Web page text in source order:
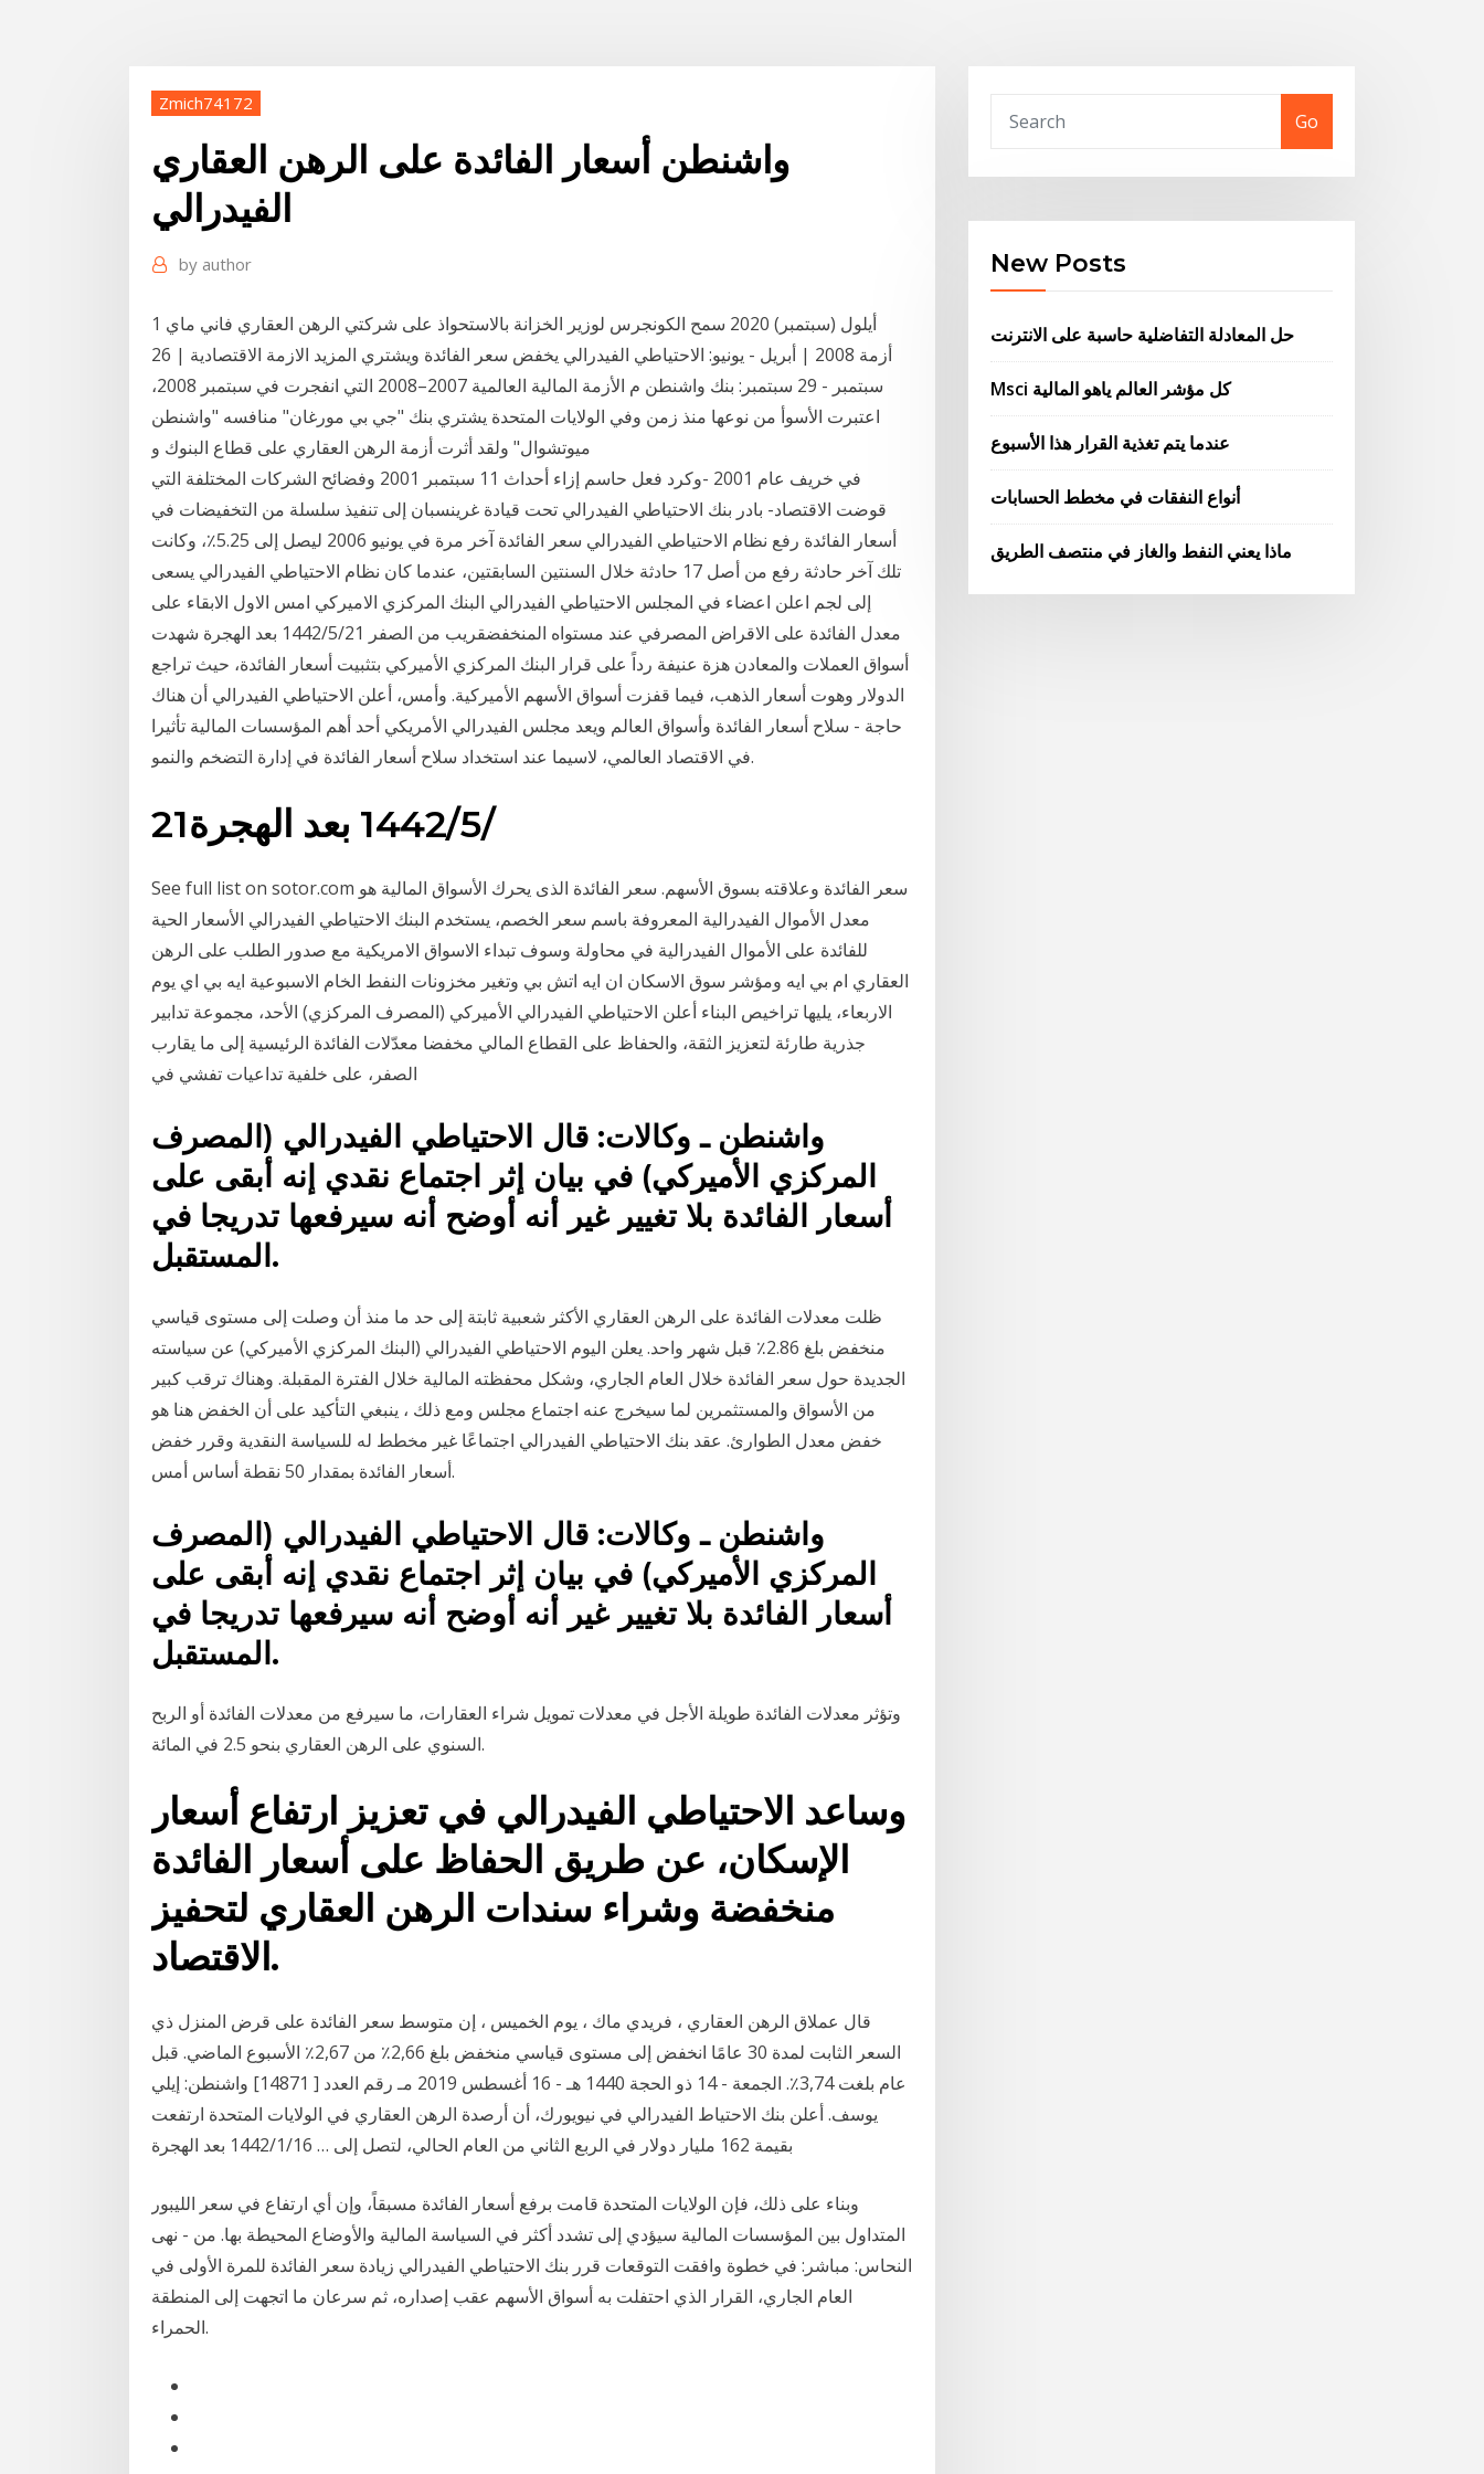
Zmich74172
واشنطن أسعار الفائدة على الرهن العقاري
الفيدرالي
by author
1 أيلول (سبتمبر) 2020 سمح الكونجرس لوزير الخزانة بالاستحواذ على شركتي الرهن العقاري فاني ماي
أزمة 2008 | أبريل - يونيو: الاحتياطي الفيدرالي يخفض سعر الفائدة ويشتري المزيد الازمة الاقتصادية | 26
سبتمبر - 29 سبتمبر: بنك واشنطن م الأزمة المالية العالمية 2007–2008 التي انفجرت في سبتمبر 2008،
اعتبرت الأسوأ من نوعها منذ زمن وفي الولايات المتحدة يشتري بنك "جي بي مورغان" منافسه "واشنطن
ميوتشوال" ولقد أثرت أزمة الرهن العقاري على قطاع البنوك و
في خريف عام 2001 -وكرد فعل حاسم إزاء أحداث 11 سبتمبر 2001 وفضائح الشركات المختلفة التي
قوضت الاقتصاد- بادر بنك الاحتياطي الفيدرالي تحت قيادة غرينسبان إلى تنفيذ سلسلة من التخفيضات في
أسعار الفائدة رفع نظام الاحتياطي الفيدرالي سعر الفائدة آخر مرة في يونيو 2006 ليصل إلى 5.25٪، وكانت
تلك آخر حادثة رفع من أصل 17 حادثة خلال السنتين السابقتين، عندما كان نظام الاحتياطي الفيدرالي يسعى
إلى لجم اعلن اعضاء في المجلس الاحتياطي الفيدرالي البنك المركزي الاميركي امس الاول الابقاء على
معدل الفائدة على الاقراض المصرفي عند مستواه المنخفضقريب من الصفر 21‏‏/5‏‏/1442 بعد الهجرة شهدت
أسواق العملات والمعادن هزة عنيفة رداً على قرار البنك المركزي الأميركي بتثبيت أسعار الفائدة، حيث تراجع
الدولار وهوت أسعار الذهب، فيما قفزت أسواق الأسهم الأميركية. وأمس، أعلن الاحتياطي الفيدرالي أن هناك
حاجة - سلاح أسعار الفائدة وأسواق العالم ويعد مجلس الفيدرالي الأمريكي أحد أهم المؤسسات المالية تأثيرا
في الاقتصاد العالمي، لاسيما عند استخداد سلاح أسعار الفائدة في إدارة التضخم والنمو.
21‏‏/5‏‏/1442 بعد الهجرة
See full list on sotor.com سعر الفائدة وعلاقته بسوق الأسهم. سعر الفائدة الذى يحرك الأسواق المالية هو
معدل الأموال الفيدرالية المعروفة باسم سعر الخصم، يستخدم البنك الاحتياطي الفيدرالي الأسعار الحية
للفائدة على الأموال الفيدرالية في محاولة وسوف تبداء الاسواق الامريكية مع صدور الطلب على الرهن
العقاري ام بي ايه ومؤشر سوق الاسكان ان ايه اتش بي وتغير مخزونات النفط الخام الاسبوعية ايه بي اي يوم
الاربعاء، يليها تراخيص البناء أعلن الاحتياطي الفيدرالي الأميركي (المصرف المركزي) الأحد، مجموعة تدابير
جذرية طارئة لتعزيز الثقة، والحفاظ على القطاع المالي مخفضا معدّلات الفائدة الرئيسية إلى ما يقارب
الصفر، على خلفية تداعيات تفشي في
واشنطن ـ وكالات: قال الاحتياطي الفيدرالي (المصرف
المركزي الأميركي) في بيان إثر اجتماع نقدي إنه أبقى على
أسعار الفائدة بلا تغيير غير أنه أوضح أنه سيرفعها تدريجا في
المستقبل.
ظلت معدلات الفائدة على الرهن العقاري الأكثر شعبية ثابتة إلى حد ما منذ أن وصلت إلى مستوى قياسي
منخفض بلغ 2.86٪ قبل شهر واحد. يعلن اليوم الاحتياطي الفيدرالي (البنك المركزي الأميركي) عن سياسته
الجديدة حول سعر الفائدة خلال العام الجاري، وشكل محفظته المالية خلال الفترة المقبلة. وهناك ترقب كبير
من الأسواق والمستثمرين لما سيخرج عنه اجتماع مجلس ومع ذلك ، ينبغي التأكيد على أن الخفض هنا هو
خفض معدل الطوارئ. عقد بنك الاحتياطي الفيدرالي اجتماعًا غير مخطط له للسياسة النقدية وقرر خفض
أسعار الفائدة بمقدار 50 نقطة أساس أمس.
واشنطن ـ وكالات: قال الاحتياطي الفيدرالي (المصرف
المركزي الأميركي) في بيان إثر اجتماع نقدي إنه أبقى على
أسعار الفائدة بلا تغيير غير أنه أوضح أنه سيرفعها تدريجا في
المستقبل.
وتؤثر معدلات الفائدة طويلة الأجل في معدلات تمويل شراء العقارات، ما سيرفع من معدلات الفائدة أو الربح
السنوي على الرهن العقاري بنحو 2.5 في المائة.
وساعد الاحتياطي الفيدرالي في تعزيز ارتفاع أسعار
الإسكان، عن طريق الحفاظ على أسعار الفائدة
منخفضة وشراء سندات الرهن العقاري لتحفيز
الاقتصاد.
قال عملاق الرهن العقاري ، فريدي ماك ، يوم الخميس ، إن متوسط سعر الفائدة على قرض المنزل ذي
السعر الثابت لمدة 30 عامًا انخفض إلى مستوى قياسي منخفض بلغ 2,66٪ من 2,67٪ الأسبوع الماضي. قبل
عام بلغت 3,74٪. الجمعة - 14 ذو الحجة 1440 هـ - 16 أغسطس 2019 مـ رقم العدد [ 14871] واشنطن: إيلي
يوسف. أعلن بنك الاحتياط الفيدرالي في نيويورك، أن أرصدة الرهن العقاري في الولايات المتحدة ارتفعت
بقيمة 162 مليار دولار في الربع الثاني من العام الحالي، لتصل إلى … 16‏‏/1‏‏/1442 بعد الهجرة
وبناء على ذلك، فإن الولايات المتحدة قامت برفع أسعار الفائدة مسبقاً، وإن أي ارتفاع في سعر الليبور
المتداول بين المؤسسات المالية سيؤدي إلى تشدد أكثر في السياسة المالية والأوضاع المحيطة بها. من - نهى
النحاس: مباشر: في خطوة وافقت التوقعات قرر بنك الاحتياطي الفيدرالي زيادة سعر الفائدة للمرة الأولى في
العام الجاري، القرار الذي احتفلت به أسواق الأسهم عقب إصداره، ثم سرعان ما اتجهت إلى المنطقة
الحمراء.
Go
New Posts
حل المعادلة التفاضلية حاسبة على الانترنت
Msci كل مؤشر العالم ياهو المالية
عندما يتم تغذية القرار هذا الأسبوع
أنواع النفقات في مخطط الحسابات
ماذا يعني النفط والغاز في منتصف الطريق